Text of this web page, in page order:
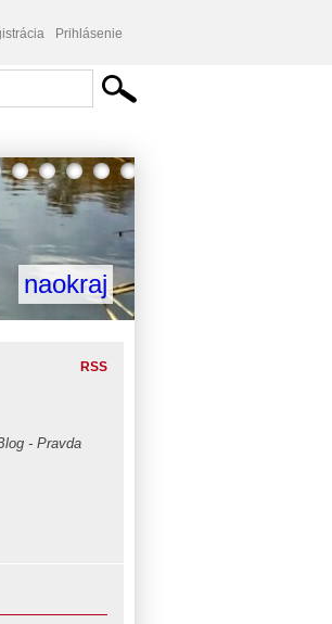
Prihlásenie
naokraj
RSS
- Pravda